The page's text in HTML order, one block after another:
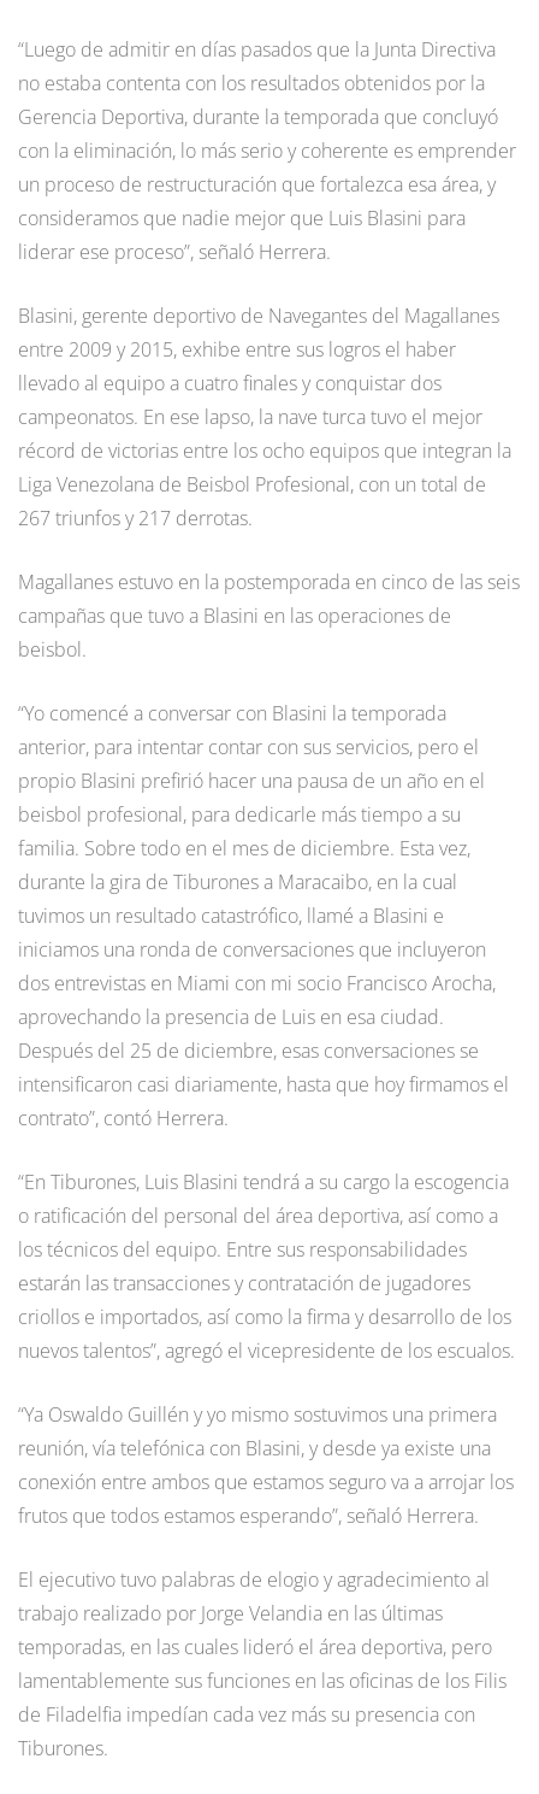
“Luego de admitir en días pasados que la Junta Directiva
no estaba contenta con los resultados obtenidos por la
Gerencia Deportiva, durante la temporada que concluyó
con la eliminación, lo más serio y coherente es emprender
un proceso de restructuración que fortalezca esa área, y
consideramos que nadie mejor que Luis Blasini para
liderar ese proceso”, señaló Herrera.
Blasini, gerente deportivo de Navegantes del Magallanes
entre 2009 y 2015, exhibe entre sus logros el haber
llevado al equipo a cuatro finales y conquistar dos
campeonatos. En ese lapso, la nave turca tuvo el mejor
récord de victorias entre los ocho equipos que integran la
Liga Venezolana de Beisbol Profesional, con un total de
267 triunfos y 217 derrotas.
Magallanes estuvo en la postemporada en cinco de las seis
campañas que tuvo a Blasini en las operaciones de
beisbol.
“Yo comencé a conversar con Blasini la temporada
anterior, para intentar contar con sus servicios, pero el
propio Blasini prefirió hacer una pausa de un año en el
beisbol profesional, para dedicarle más tiempo a su
familia. Sobre todo en el mes de diciembre. Esta vez,
durante la gira de Tiburones a Maracaibo, en la cual
tuvimos un resultado catastrófico, llamé a Blasini e
iniciamos una ronda de conversaciones que incluyeron
dos entrevistas en Miami con mi socio Francisco Arocha,
aprovechando la presencia de Luis en esa ciudad.
Después del 25 de diciembre, esas conversaciones se
intensificaron casi diariamente, hasta que hoy firmamos el
contrato”, contó Herrera.
“En Tiburones, Luis Blasini tendrá a su cargo la escogencia
o ratificación del personal del área deportiva, así como a
los técnicos del equipo. Entre sus responsabilidades
estarán las transacciones y contratación de jugadores
criollos e importados, así como la firma y desarrollo de los
nuevos talentos”, agregó el vicepresidente de los escualos.
“Ya Oswaldo Guillén y yo mismo sostuvimos una primera
reunión, vía telefónica con Blasini, y desde ya existe una
conexión entre ambos que estamos seguro va a arrojar los
frutos que todos estamos esperando”, señaló Herrera.
El ejecutivo tuvo palabras de elogio y agradecimiento al
trabajo realizado por Jorge Velandia en las últimas
temporadas, en las cuales lideró el área deportiva, pero
lamentablemente sus funciones en las oficinas de los Filis
de Filadelfia impedían cada vez más su presencia con
Tiburones.